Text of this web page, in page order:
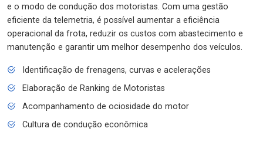
e o modo de condução dos motoristas. Com uma gestão
eficiente da telemetria, é possível aumentar a eficiência
operacional da frota, reduzir os custos com abastecimento e
manutenção e garantir um melhor desempenho dos veículos.
Identificação de frenagens, curvas e acelerações
Elaboração de Ranking de Motoristas
Acompanhamento de ociosidade do motor
Cultura de condução econômica